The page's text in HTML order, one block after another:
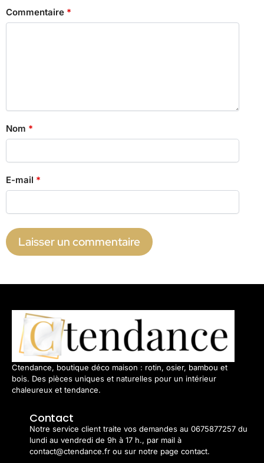
Commentaire *
Nom *
E-mail *
Ctendance, boutique déco maison : rotin, osier, bambou et
bois. Des pièces uniques et naturelles pour un intérieur
chaleureux et tendance.
Contact
Notre service client traite vos demandes au 0675877257 du
lundi au vendredi de 9h à 17 h., par mail à
contact@ctendance.fr ou sur notre page contact.